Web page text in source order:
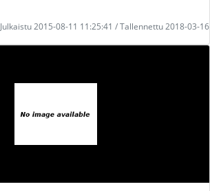
Julkaistu 2015-08-11 11:25:41 / Tallennettu 2018-03-16